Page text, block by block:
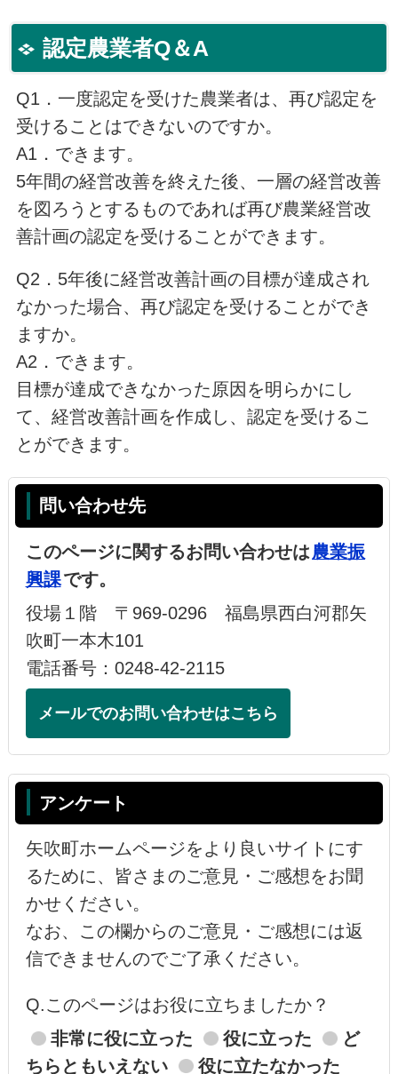
認定農業者Q＆A
Q1．一度認定を受けた農業者は、再び認定を
受けることはできないのですか。
A1．できます。
5年間の経営改善を終えた後、一層の経営改善
を図ろうとするものであれば再び農業経営改
善計画の認定を受けることができます。
Q2．5年後に経営改善計画の目標が達成され
なかった場合、再び認定を受けることができ
ますか。
A2．できます。
目標が達成できなかった原因を明らかにし
て、経営改善計画を作成し、認定を受けるこ
とができます。
問い合わせ先
このページに関するお問い合わせは農業振
興課です。
役場１階 〒969-0296 福島県西白河郡矢
吹町一本木101
電話番号：0248-42-2115
メールでのお問い合わせはこちら
アンケート
矢吹町ホームページをより良いサイトにす
るために、皆さまのご意見・ご感想をお聞
かせください。
なお、この欄からのご意見・ご感想には返
信できませんのでご了承ください。
Q.このページはお役に立ちましたか？
非常に役に立った
役に立った
ど
ちらともいえない
役に立たなかった